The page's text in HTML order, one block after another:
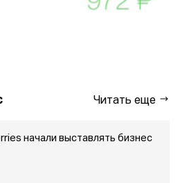
Читать еще
начали выставлять бизнес